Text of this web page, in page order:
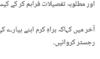
اور مطلوبہ تفصیلات فراہم کر کے
آخر میں کہاکہ براہِ کرم اپنے
رجسٹر کروائیں۔